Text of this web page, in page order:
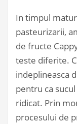
In timpul
pasteurizarii,
de fructe
teste diferite.
indeplineasca
pentru ca
ridicat. Prin
procesului de